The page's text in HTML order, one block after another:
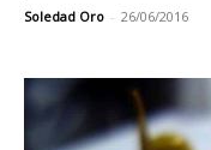
Soledad Oro - 26/06/2016